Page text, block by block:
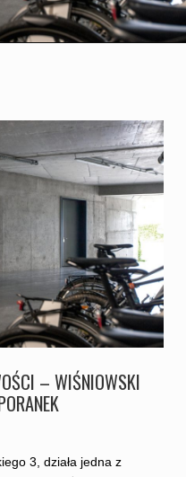
– WIŚNIOWSKI
3, działa jedna z